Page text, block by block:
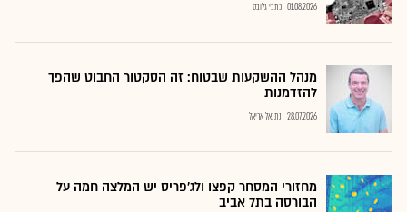
01.08.2026 כתבי גלובס
מנהל ההשקעות שבטוח: זה הסקטור החבוט שהפך
להזדמנות
28.07.2026 נתנאל אריאל
מחזורי המסחר קפצו ולג'פריס יש המלצה חמה על
הבורסה בתל אביב